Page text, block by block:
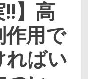
!!】高
作用で
ればい